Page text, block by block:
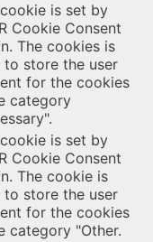
is set by
Cookie Consent
The cookies is
to store the user
for the cookies
category
is set by
Cookie Consent
The cookie is
to store the user
for the cookies
category "Other.